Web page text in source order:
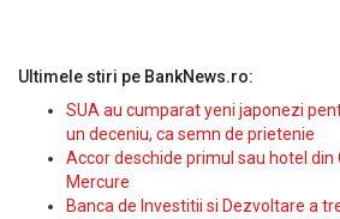
Ultimele stiri pe BankNews.ro:
SUA au cumparat yeni japonezi
un deceniu, ca semn de prietenie
Accor deschide primul sau hotel din
Mercure
Banca de Investitii si Dezvoltare a